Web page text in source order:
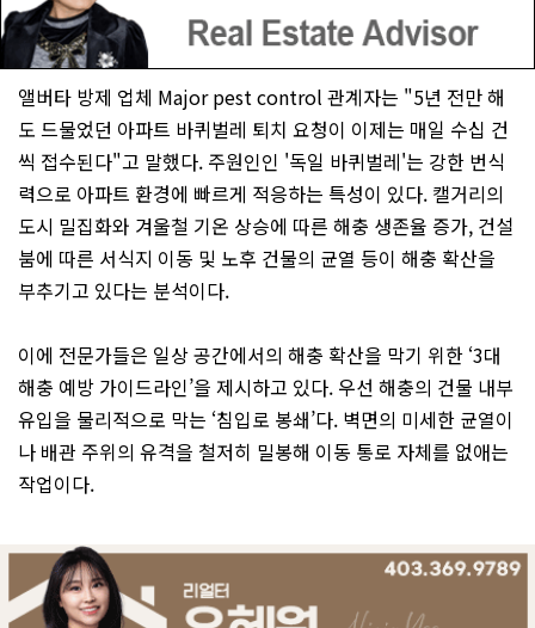
앨버타 방제 업체 Major pest control 관계자는 "5년 전만 해
도 드물었던 아파트 바퀴벌레 퇴치 요청이 이제는 매일 수십 건
씩 접수된다"고 말했다. 주원인인 '독일 바퀴벌레'는 강한 번식
력으로 아파트 환경에 빠르게 적응하는 특성이 있다. 캘거리의
도시 밀집화와 겨울철 기온 상승에 따른 해충 생존율 증가, 건설
붐에 따른 서식지 이동 및 노후 건물의 균열 등이 해충 확산을
부추기고 있다는 분석이다.
이에 전문가들은 일상 공간에서의 해충 확산을 막기 위한 ‘3대
해충 예방 가이드라인’을 제시하고 있다. 우선 해충의 건물 내부
유입을 물리적으로 막는 ‘침입로 봉쇄’다. 벽면의 미세한 균열이
나 배관 주위의 유격을 철저히 밀봉해 이동 통로 자체를 없애는
작업이다.